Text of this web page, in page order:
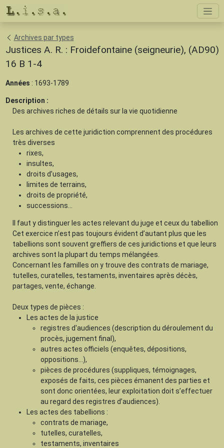
Archives par types
Justices A. R. : Froidefontaine (seigneurie), (AD90)
16 B 1-4
Années : 1693-1789
Description :
Des archives riches de détails sur la vie quotidienne
Les archives de cette juridiction comprennent des procédures
très diverses
rixes,
insultes,
droits d’usages,
limites de terrains,
droits de propriété,
successions...
Il faut y distinguer les actes relevant du juge et ceux du tabellion
Cet exercice n’est pas toujours évident d’autant plus que les
tabellions sont souvent greffiers de ces juridictions et que leurs
archives sont la plupart du temps mélangées.
Concernant les familles on y trouve des contrats de mariage,
tutelles, curatelles, testaments, inventaires après décès,
partages, vente, échange.
Deux types de pièces :
Les actes de la justice
registres d'audiences (description du déroulement du
procès, jugement final),
autres actes officiels (enquêtes, dépositions,
oppositions...),
pièces de procédures (suppliques, témoignages,
exposés de faits, ces pièces émanent des parties et
sont donc orientées, leur exploitation doit s’effectuer
au regard des registres d’audiences).
Les actes des tabellions :
contrats de mariage,
tutelles, curatelles,
testaments, inventaires